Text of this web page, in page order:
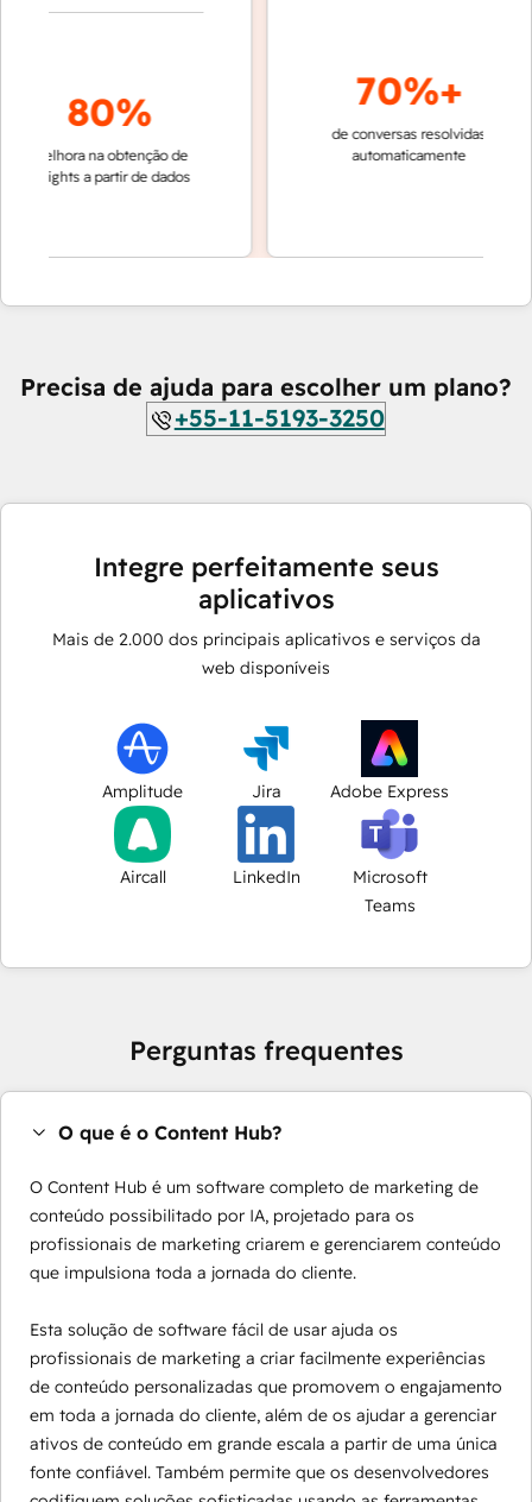
80%
na obtenção de
a partir de dados
70%+
de conversas resolvidas
automaticamente
Precisa de ajuda para escolher um plano?
+55-11-5193-3250
Integre perfeitamente seus
aplicativos
Mais de 2.000 dos principais aplicativos e serviços da
web disponíveis
Amplitude Jira Adobe Express
Aircall LinkedIn
Microsoft
Teams
Perguntas frequentes
O que é o Content Hub?
O Content Hub é um software completo de marketing de
conteúdo possibilitado por IA, projetado para os
profissionais de marketing criarem e gerenciarem conteúdo
que impulsiona toda a jornada do cliente.
Esta solução de software fácil de usar ajuda os
profissionais de marketing a criar facilmente experiências
de conteúdo personalizadas que promovem o engajamento
em toda a jornada do cliente, além de os ajudar a gerenciar
ativos de conteúdo em grande escala a partir de uma única
fonte confiável. Também permite que os desenvolvedores